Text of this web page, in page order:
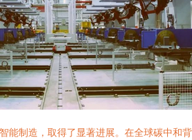
能制造，取得了显著进展。在全球碳中和